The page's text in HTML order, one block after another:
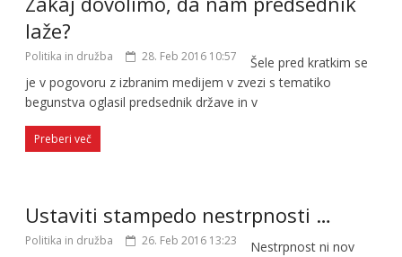
laže?
Politika in družba 28. Feb 2016 10:57
Šele pred kratkim se
je v pogovoru z izbranim medijem v zvezi s tematiko
begunstva oglasil predsednik države in v
Preberi več
Ustaviti stampedo nestrpnosti …
Politika in družba 26. Feb 2016 13:23
Nestrpnost ni nov